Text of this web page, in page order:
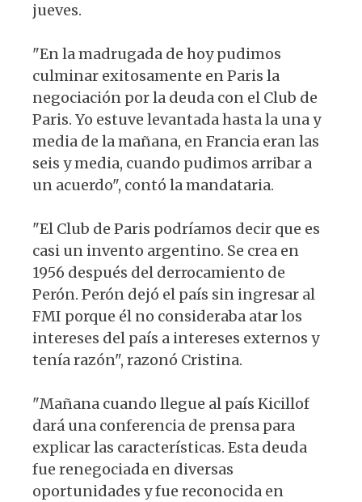
jueves.
"En la madrugada de hoy pudimos
culminar exitosamente en Paris la
negociación por la deuda con el Club de
Paris. Yo estuve levantada hasta la una y
media de la mañana, en Francia eran las
seis y media, cuando pudimos arribar a
un acuerdo", contó la mandataria.
"El Club de Paris podríamos decir que es
casi un invento argentino. Se crea en
1956 después del derrocamiento de
Perón. Perón dejó el país sin ingresar al
FMI porque él no consideraba atar los
intereses del país a intereses externos y
tenía razón", razonó Cristina.
"Mañana cuando llegue al país Kicillof
dará una conferencia de prensa para
explicar las características. Esta deuda
fue renegociada en diversas
oportunidades y fue reconocida en